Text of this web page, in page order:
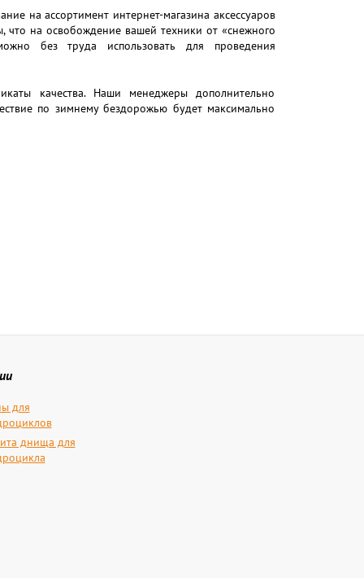
на ассортимент интернет-магазина аксессуаров
на освобождение вашей техники от «снежного
без труда использовать для проведения
качества. Наши менеджеры дополнительно
по зимнему бездорожью будет максимально
для
днища для